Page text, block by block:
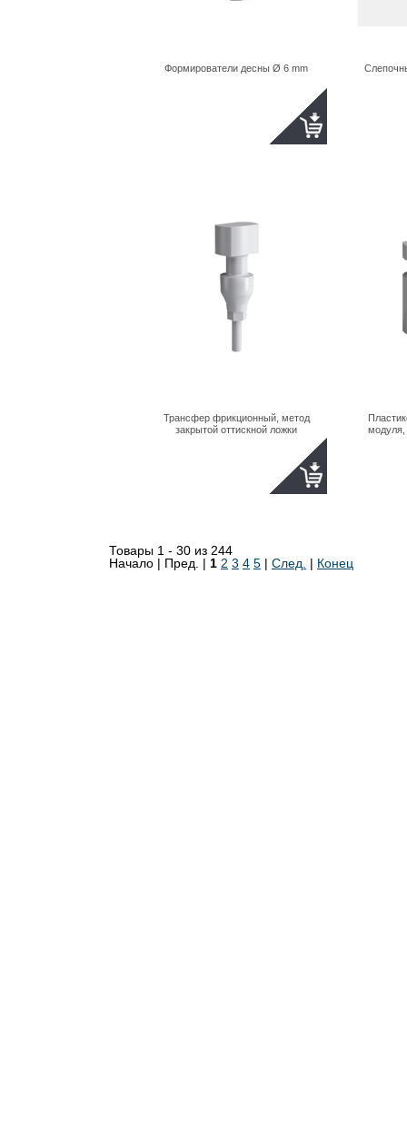
Формирователи десны Ø 6 mm
Трансфер фрикционный, метод
закрытой оттискной ложки
модуля,
Товары 1 - 30 из 244
Начало | Пред. | 1 2 3 4 5 | След. | Конец